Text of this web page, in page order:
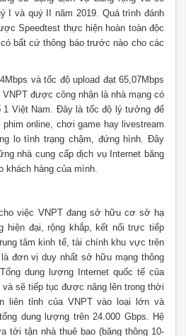
I và quý II năm 2019. Quá trình đánh
Speedtest thực hiện hoàn toàn độc
bất cứ thông báo trước nào cho các
và tốc độ upload đạt 65,07Mbps
được công nhận là nhà mạng có
1 Việt Nam. Đây là tốc độ lý tưởng để
online, chơi game hay livestream
lo tình trạng chậm, đứng hình. Đây
nhà cung cấp dịch vụ Internet băng
khách hàng của mình.
việc VNPT đang sở hữu cơ sở hạ
hiện đại, rộng khắp, kết nối trực tiếp
tâm kinh tế, tài chính khu vực trên
đơn vị duy nhất sở hữu mạng thông
dung lượng Internet quốc tế của
và sẽ tiếp tục được nâng lên trong thời
liên tỉnh của VNPT vào loại lớn và
dung lượng trên 24.000 Gbps. Hệ
tới tận nhà thuê bao (băng thông 10-